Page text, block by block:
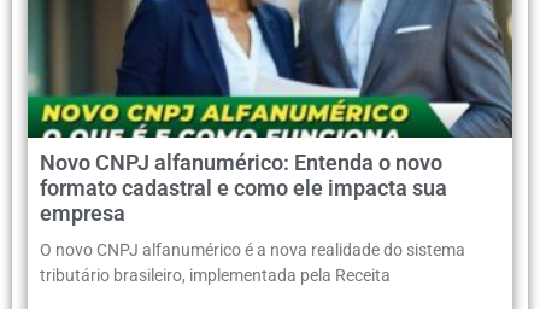
Novo CNPJ alfanumérico: Entenda o novo
formato cadastral e como ele impacta sua
empresa
O novo CNPJ alfanumérico é a nova realidade do sistema
tributário brasileiro, implementada pela Receita